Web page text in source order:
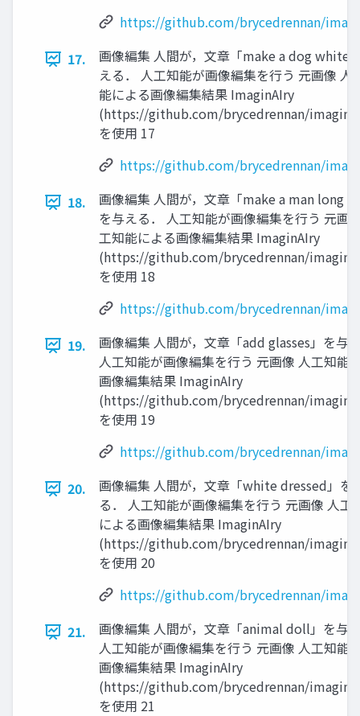
https://github.com/brycedrennan/
17.
画像編集 人間が，文章「make a dog white
える． 人工知能が画像編集を行う 元画像 人
能による画像編集結果 ImaginAIry
(https://github.com/brycedrennan/
を使用 17
https://github.com/brycedrennan/
18.
画像編集 人間が，文章「make a man long
を与える． 人工知能が画像編集を行う 元画
工知能による画像編集結果 ImaginAIry
(https://github.com/brycedrennan/
を使用 18
https://github.com/brycedrennan/
19.
画像編集 人間が，文章「add glasses」を与
人工知能が画像編集を行う 元画像 人工知能
画像編集結果 ImaginAIry
(https://github.com/brycedrennan/
を使用 19
https://github.com/brycedrennan/
20.
画像編集 人間が，文章「white dressed」を
る． 人工知能が画像編集を行う 元画像 人工
による画像編集結果 ImaginAIry
(https://github.com/brycedrennan/
を使用 20
https://github.com/brycedrennan/
21.
画像編集 人間が，文章「animal doll」を与
人工知能が画像編集を行う 元画像 人工知能
画像編集結果 ImaginAIry
(https://github.com/brycedrennan/
を使用 21